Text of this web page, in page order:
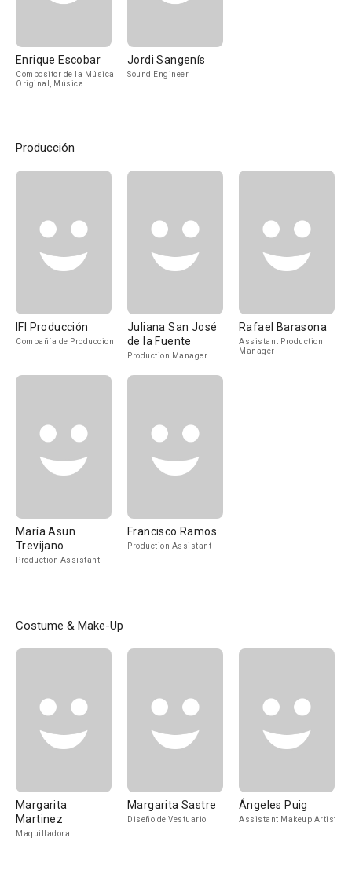
Enrique Escobar
Compositor de la Música
Original, Música
Jordi Sangenís
Sound Engineer
Producción
IFI Producción
Compañía de Produccion
Juliana San José
de la Fuente
Production Manager
Rafael Barasona
Assistant Production
Manager
María Asun
Trevijano
Production Assistant
Francisco Ramos
Production Assistant
Costume & Make-Up
Margarita
Martinez
Maquilladora
Margarita Sastre
Diseño de Vestuario
Ángeles Puig
Assistant Makeup Artist